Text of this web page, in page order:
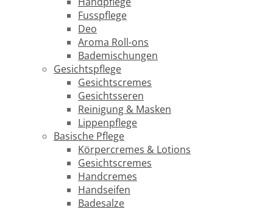
Fusspflege
Deo
Aroma Roll-ons
Bademischungen
Gesichtspflege
Gesichtscremes
Gesichtsseren
Reinigung & Masken
Lippenpflege
Basische Pflege
Körpercremes & Lotions
Gesichtscremes
Handcremes
Handseifen
Badesalze